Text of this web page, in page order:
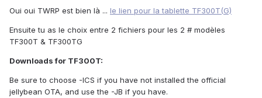
Oui oui TWRP est bien là ... le lien pour la tablette TF300T(G)
Ensuite tu as le choix entre 2 fichiers pour les 2 # modèles
TF300T & TF300TG
Downloads for TF300T:
Be sure to choose -ICS if you have not installed the official
jellybean OTA, and use the -JB if you have.